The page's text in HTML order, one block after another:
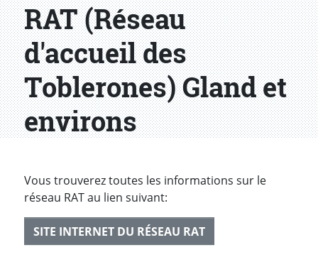
RAT (Réseau
d'accueil des
Toblerones) Gland et
environs
Vous trouverez toutes les informations sur le
réseau RAT au lien suivant:
SITE INTERNET DU RÉSEAU RAT